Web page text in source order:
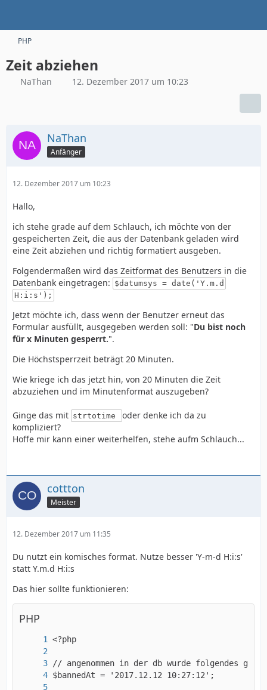
PHP
Zeit abziehen
NaThan 12. Dezember 2017 um 10:23
NaThan
Anfänger
12. Dezember 2017 um 10:23
Hallo,
ich stehe grade auf dem Schlauch, ich möchte von der
gespeicherten Zeit, die aus der Datenbank geladen wird
eine Zeit abziehen und richtig formatiert ausgeben.
Folgendermaßen wird das Zeitformat des Benutzers in die
Datenbank eingetragen: $datumsys = date('Y.m.d
H:i:s');
Jetzt möchte ich, dass wenn der Benutzer erneut das
Formular ausfüllt, ausgegeben werden soll: "Du bist noch
für x Minuten gesperrt.".
Die Höchstsperrzeit beträgt 20 Minuten.
Wie kriege ich das jetzt hin, von 20 Minuten die Zeit
abzuziehen und im Minutenformat auszugeben?
Ginge das mit strtotime
oder denke ich da zu
kompliziert?
Hoffe mir kann einer weiterhelfen, stehe aufm Schlauch...
cottton
Meister
12. Dezember 2017 um 11:35
Du nutzt ein komisches format. Nutze besser 'Y-m-d H:i:s'
statt Y.m.d H:i:s
Das hier sollte funktionieren:
PHP